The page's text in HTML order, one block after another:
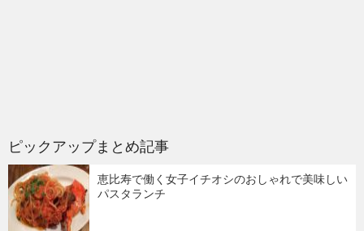
ピックアップまとめ記事
恵比寿で働く女子イチオシのおしゃれで美味しい
パスタランチ